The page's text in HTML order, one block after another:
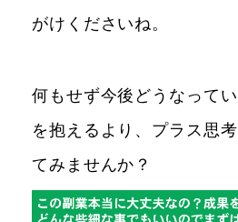
がけくださいね。
何もせず今後どうなって
を抱えるより、プラス思
てみませんか？